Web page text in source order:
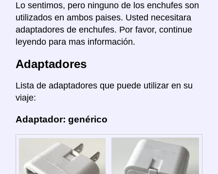
Lo sentimos, pero ninguno de los enchufes son
utilizados en ambos paises. Usted necesitara
adaptadores de enchufes. Por favor, continue
leyendo para mas información.
Adaptadores
Lista de adaptadores que puede utilizar en su
viaje:
Adaptador: genérico